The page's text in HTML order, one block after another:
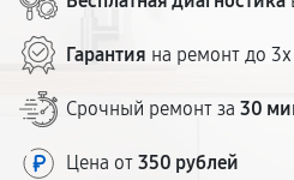
Гарантия на ремонт до 3х
Срочный ремонт за 30
Цена от 350 рублей